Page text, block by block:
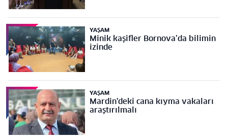
YAŞAM
Minik kaşifler Bornova’da bilimin
izinde
YAŞAM
Mardin'deki cana kıyma vakaları
araştırılmalı